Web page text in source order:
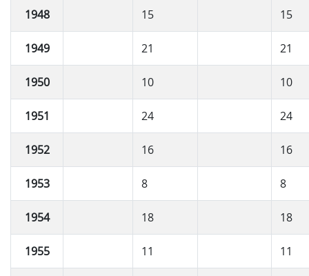
1948 15 15
1949 21 21
1950 10 10
1951 24 24
1952 16 16
1953 8 8
1954 18 18
1955 11 11